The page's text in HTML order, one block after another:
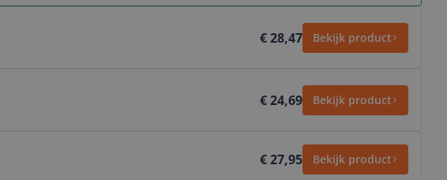
€ 28,47 Bekijk product
€ 24,69 Bekijk product
€ 27,95 Bekijk product